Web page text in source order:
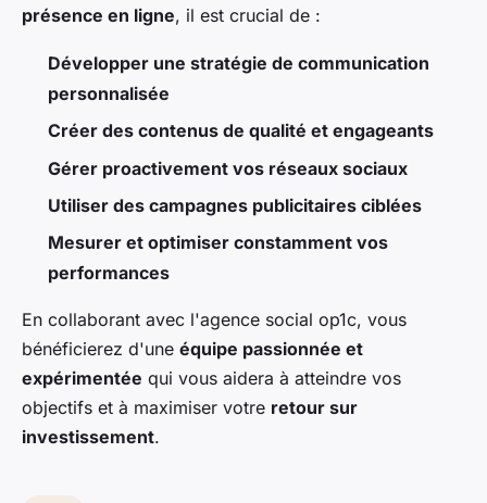
présence en ligne, il est crucial de :
Développer une stratégie de communication
personnalisée
Créer des contenus de qualité et engageants
Gérer proactivement vos réseaux sociaux
Utiliser des campagnes publicitaires ciblées
Mesurer et optimiser constamment vos
performances
En collaborant avec l'agence social op1c, vous
bénéficierez d'une équipe passionnée et
expérimentée qui vous aidera à atteindre vos
objectifs et à maximiser votre retour sur
investissement.